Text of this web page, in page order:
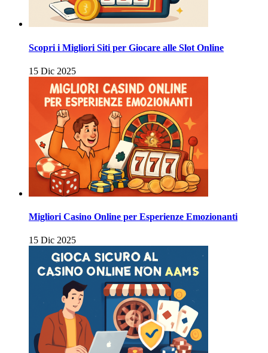
Scopri i Migliori Siti per Giocare alle Slot Online
15 Dic 2025
Migliori Casino Online per Esperienze Emozionanti
15 Dic 2025